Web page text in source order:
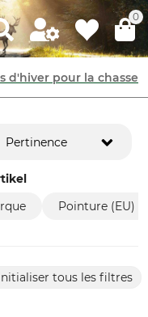
0
d'hiver pour la chasse
Pertinence
Pointure (EU)
tous les filtres